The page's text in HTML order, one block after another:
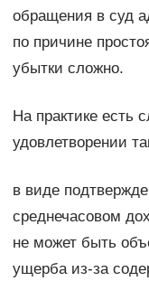
обращения в суд
по причине
убытки сложно.
На практике есть
удовлетворении
в виде
среднечасовом
не может быть
ущерба из-за